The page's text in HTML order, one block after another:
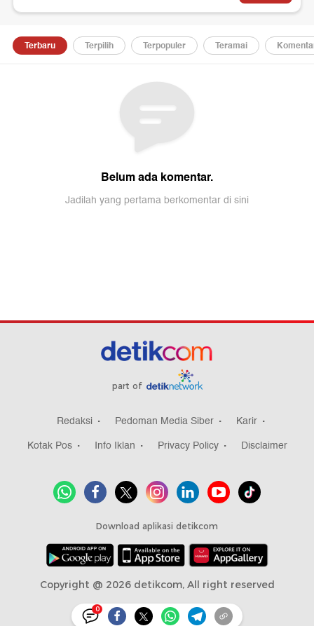
0
part of
Redaksi Pedoman Media Siber
Karir
Kotak Pos
Info Iklan Privacy Policy Disclaimer
Download aplikasi detikcom
Copyright @ 2026 detikcom, All right reserved